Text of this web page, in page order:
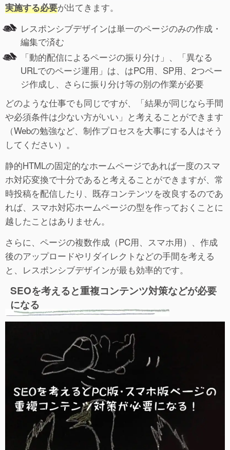
実施する必要が出てきます。
レスポンシブデザインは単一のページのみの作成・
編集で済む
「動的配信によるページの振り分け」、「異なる
URLでのページ運用」は、はPC用、SP用、2つペー
ジ作成し、さらに振り分け等の別の作業が必要
どのような仕事でも同じですが、「結果が同じなら手間
や必須条件は少ない方がいい」と考えることができます
（Webの勉強など、制作プロセスを大事にする人はそう
してください）。
静的HTMLの固定的なホームページであれば一度のスマ
ホ対応変換で十分であると考えることができますが、常
時投稿を配信したり、既存コンテンツを改良するのであ
れば、スマホ対応ホームページの型を作っておくことに
越したことはありません。
さらに、ページの複数作成（PC用、スマホ用）、作成
後のアップロードやリダイレクトなどの手間を考える
と、レスポンシブデザインが最も効率的です。
SEOを考えると重複コンテンツ対策などが必要
になる